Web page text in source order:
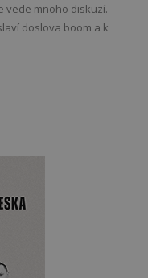
vede mnoho diskuzí.
doslova boom a k